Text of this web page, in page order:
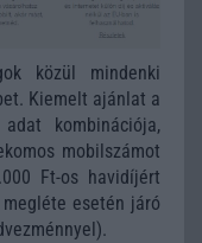
közül mindenki
Kiemelt ajánlat a
kombinációja,
mobilszámot
Ft-os havidíjért
esetén járó